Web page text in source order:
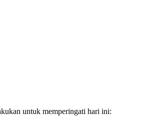
untuk memperingati hari ini: